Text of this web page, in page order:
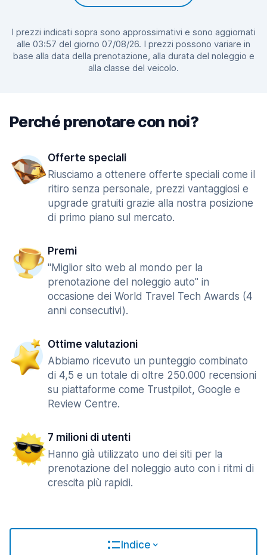
I prezzi indicati sopra sono approssimativi e sono aggiornati
alle 03:57 del giorno 07/08/26. I prezzi possono variare in
base alla data della prenotazione, alla durata del noleggio e
alla classe del veicolo.
Perché prenotare con noi?
Offerte speciali
Riusciamo a ottenere offerte speciali come il
ritiro senza personale, prezzi vantaggiosi e
upgrade gratuiti grazie alla nostra posizione
di primo piano sul mercato.
Premi
"Miglior sito web al mondo per la
prenotazione del noleggio auto" in
occasione dei World Travel Tech Awards (4
anni consecutivi).
Ottime valutazioni
Abbiamo ricevuto un punteggio combinato
di 4,5 e un totale di oltre 250.000 recensioni
su piattaforme come Trustpilot, Google e
Review Centre.
7 milioni di utenti
Hanno già utilizzato uno dei siti per la
prenotazione del noleggio auto con i ritmi di
crescita più rapidi.
Indice